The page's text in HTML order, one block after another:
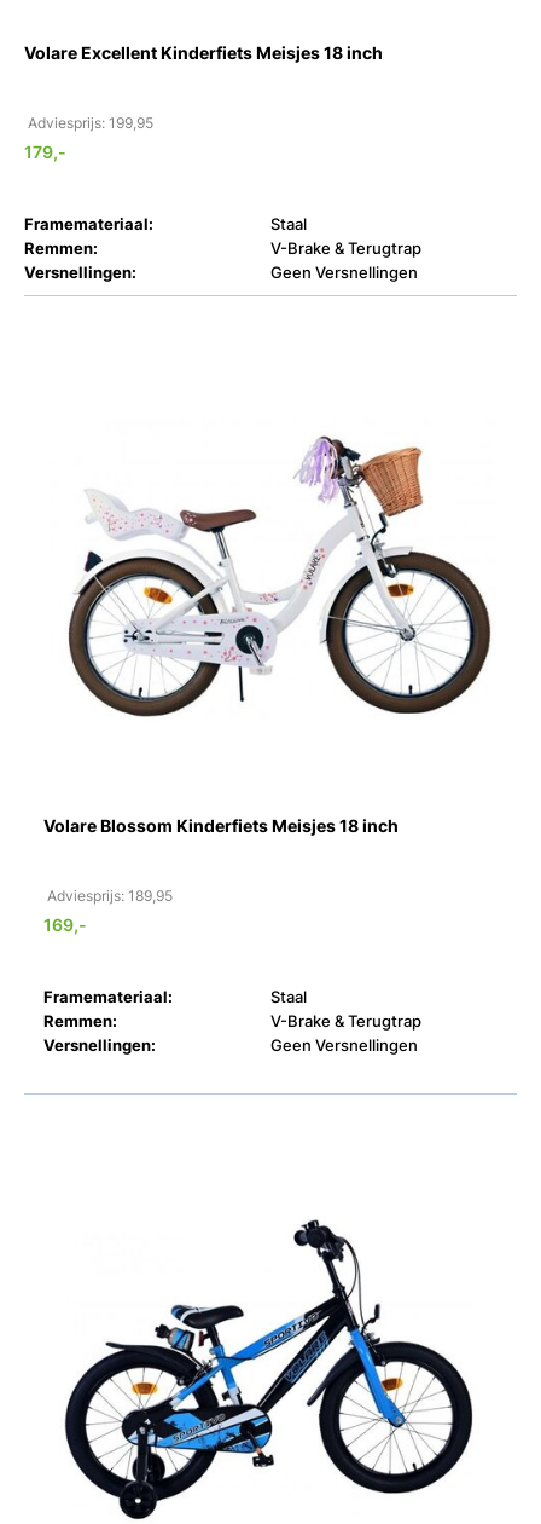
Volare Excellent Kinderfiets Meisjes 18 inch
Adviesprijs: 199,95
179,-
Framemateriaal:
Staal
Remmen:
V-Brake & Terugtrap
Versnellingen:
Geen Versnellingen
Volare Blossom Kinderfiets Meisjes 18 inch
Adviesprijs: 189,95
169,-
Framemateriaal:
Staal
Remmen:
V-Brake & Terugtrap
Versnellingen:
Geen Versnellingen